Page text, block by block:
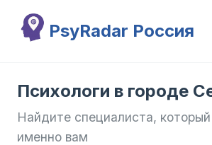
PsyRadar Россия
Психологи в городе
Найдите специалиста,
именно вам